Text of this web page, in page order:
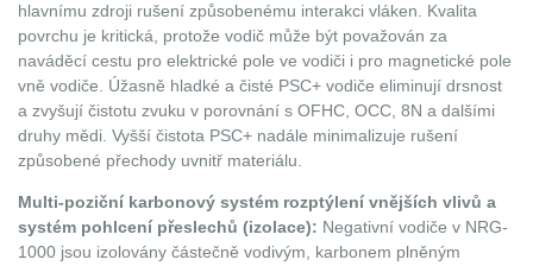
hlavnímu zdroji rušení způsobenému interakci vláken. Kvalita
povrchu je kritická, protože vodič může být považován za
naváděcí cestu pro elektrické pole ve vodiči i pro magnetické pole
vně vodiče. Úžasně hladké a čisté PSC+ vodiče eliminují drsnost
a zvyšují čistotu zvuku v porovnání s OFHC, OCC, 8N a dalšími
druhy mědi. Vyšší čistota PSC+ nadále minimalizuje rušení
způsobené přechody uvnitř materiálu.
Multi-poziční karbonový systém rozptýlení vnějších vlivů a
systém pohlcení přeslechů (izolace): Negativní vodiče v NRG-
1000 jsou izolovány částečně vodivým, karbonem plněným